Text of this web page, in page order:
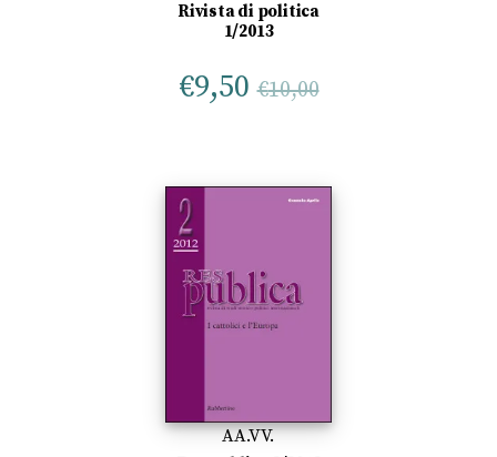
Rivista di politica
1/2013
€9,50 €10,00
AA.VV.